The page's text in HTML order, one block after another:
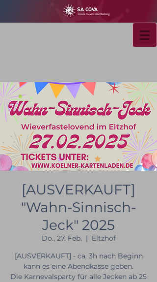
[AUSVERKAUFT]
"Wahn-Sinnisch-
Jeck" 2025
Do., 27. Feb.
  |
Eltzhof
[AUSVERKAUFT] - ca. 3h nach Beginn
kann es eine Abendkasse geben.
Die Karnevalsparty für alle Jecken ab 25